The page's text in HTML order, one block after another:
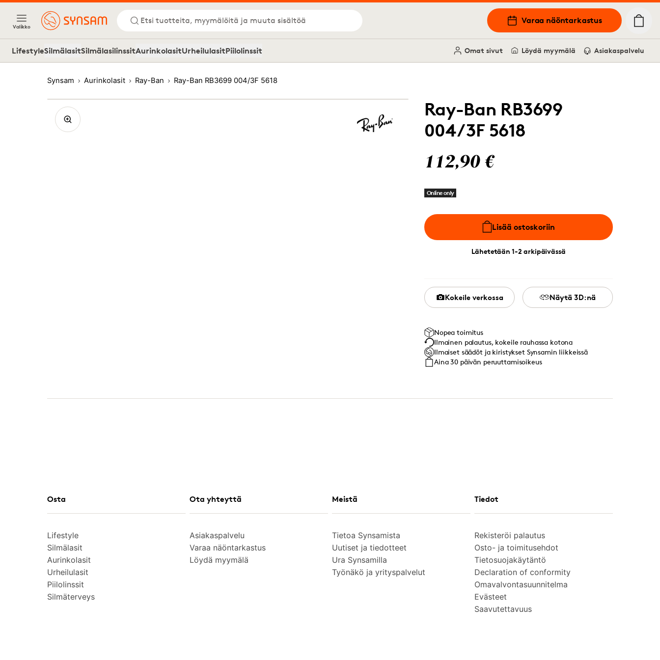
Valikko
Etsi tuotteita, myymälöitä ja muuta sisältöä Varaa näöntarkastus
LifestyleSilmälasitSilmälasilinssitAurinkolasitUrheilulasitPiilolinssit Omat sivut Löydä myymälä Asiakaspalvelu
Synsam Aurinkolasit Ray-Ban Ray-Ban RB3699 004/3F 5618
Ray-Ban RB3699
004/3F 5618
112,90 €
Online only
Lisää ostoskoriin
Lähetetään 1-2 arkipäivässä
Kokeile verkossa Näytä 3D:nä
Nopea toimitus
Ilmainen palautus, kokeile rauhassa kotona
Ilmaiset säädöt ja kiristykset Synsamin liikkeissä
Aina 30 päivän peruuttamisoikeus
Osta
Lifestyle
Silmälasit
Aurinkolasit
Urheilulasit
Piilolinssit
Silmäterveys
Ota yhteyttä
Asiakaspalvelu
Varaa näöntarkastus
Löydä myymälä
Meistä
Tietoa Synsamista
Uutiset ja tiedotteet
Ura Synsamilla
Työnäkö ja yrityspalvelut
Tiedot
Rekisteröi palautus
Osto- ja toimitusehdot
Tietosuojakäytäntö
Declaration of conformity
Omavalvontasuunnitelma
Evästeet
Saavutettavuus